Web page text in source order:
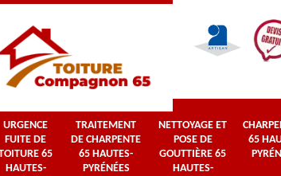
URGENCE
FUITE DE
65
HAUTES-
TRAITEMENT
DE CHARPENTE
65 HAUTES-
PYRÉNÉES
NETTOYAGE ET
POSE DE
GOUTTIÈRE 65
HAUTES-
65